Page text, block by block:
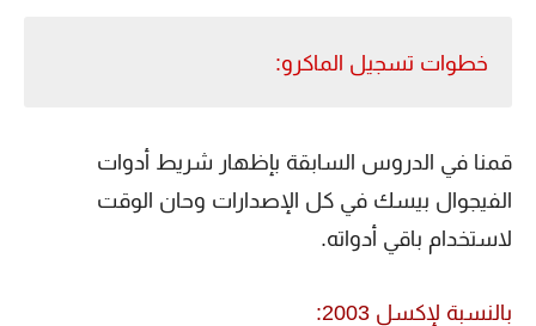
خطوات تسجيل الماكرو:
قمنا في الدروس السابقة بإظهار شريط أدوات
الفيجوال بيسك في كل الإصدارات وحان الوقت
لاستخدام باقي أدواته.
بالنسبة لإكسل 2003: